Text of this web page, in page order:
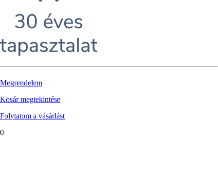
Megrendelem
Kosár megtekintése
Folytatom a vásárlást
0